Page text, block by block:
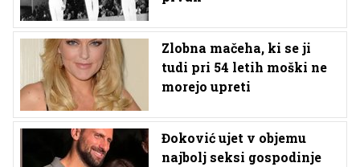
Zlobna mačeha, ki se ji
tudi pri 54 letih moški ne
morejo upreti
Đoković ujet v objemu
najbolj seksi gospodinje